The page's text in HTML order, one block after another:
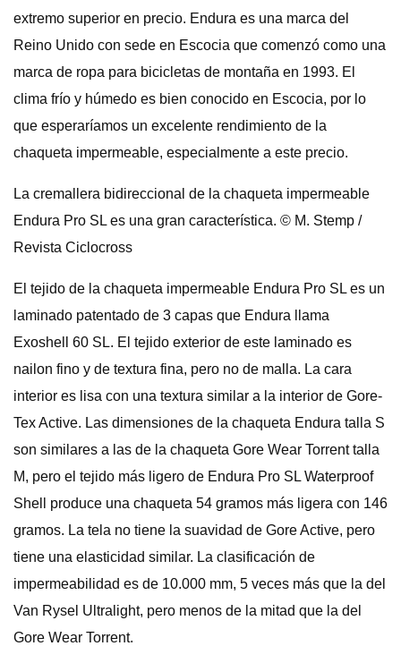
extremo superior en precio. Endura es una marca del
Reino Unido con sede en Escocia que comenzó como una
marca de ropa para bicicletas de montaña en 1993. El
clima frío y húmedo es bien conocido en Escocia, por lo
que esperaríamos un excelente rendimiento de la
chaqueta impermeable, especialmente a este precio.
La cremallera bidireccional de la chaqueta impermeable
Endura Pro SL es una gran característica. © M. Stemp /
Revista Ciclocross
El tejido de la chaqueta impermeable Endura Pro SL es un
laminado patentado de 3 capas que Endura llama
Exoshell 60 SL. El tejido exterior de este laminado es
nailon fino y de textura fina, pero no de malla. La cara
interior es lisa con una textura similar a la interior de Gore-
Tex Active. Las dimensiones de la chaqueta Endura talla S
son similares a las de la chaqueta Gore Wear Torrent talla
M, pero el tejido más ligero de Endura Pro SL Waterproof
Shell produce una chaqueta 54 gramos más ligera con 146
gramos. La tela no tiene la suavidad de Gore Active, pero
tiene una elasticidad similar. La clasificación de
impermeabilidad es de 10.000 mm, 5 veces más que la del
Van Rysel Ultralight, pero menos de la mitad que la del
Gore Wear Torrent.